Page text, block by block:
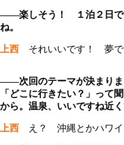
――楽しそう！ １泊２日で
ね。
上西 それいいです！ 夢で
――次回のテーマが決まりま
「どこに行きたい？」って
から。温泉、いいですね近く
上西 え？ 沖縄とかハワイ